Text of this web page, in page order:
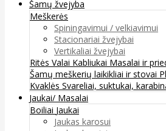
Šamų žvejyba
Meškerės
Spiningavimui / velkiavimui
Stacionariai žvejybai
Vertikaliai žvejybai
Ritės Valai Kabliukai Masalai ir
Šamų meškerių laikikliai ir stovai
Kvaklės Svareliai, suktukai,
Jaukai/ Masalai
Boiliai Jaukai
Jaukas karosui